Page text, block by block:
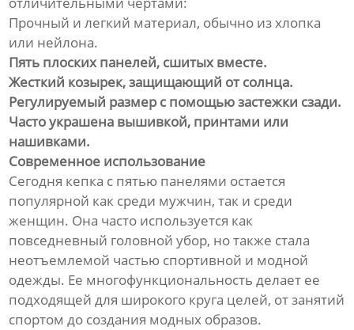
Прочный и легкий материал, обычно из хлопка
или нейлона.
Пять плоских панелей, сшитых вместе.
Жесткий козырек, защищающий от солнца.
Регулируемый размер с помощью застежки сзади.
Часто украшена вышивкой, принтами или
нашивками.
Современное использование
Сегодня кепка с пятью панелями остается
популярной как среди мужчин, так и среди
женщин. Она часто используется как
повседневный головной убор, но также стала
неотъемлемой частью спортивной и модной
одежды. Ее многофункциональность делает ее
подходящей для широкого круга целей, от занятий
спортом до создания модных образов.